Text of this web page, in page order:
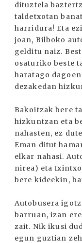
dituztela
taldetxotan
harridura! Eta
joan, Bilboko
gelditu naiz.
osaturiko beste
haratago
dezakedan
Bakoitzak bere
hizkuntzan eta
nahasten, ez
Eman ditut
elkar nahasi.
nirea) eta
bere kideekin,
Autobusera
barruan, izan
zait. Nik ikusi
egun guztian